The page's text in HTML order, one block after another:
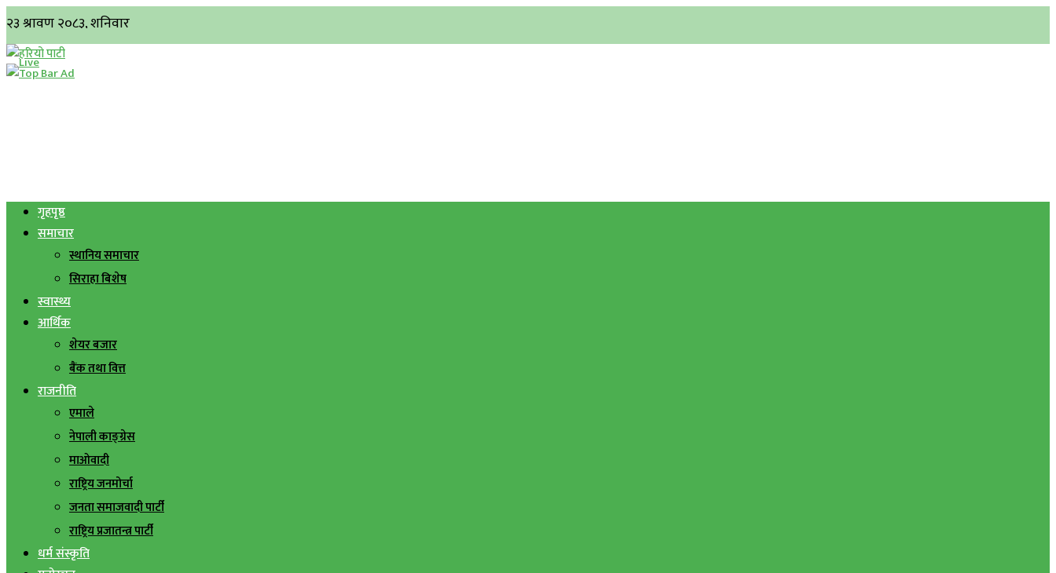
गृहपृष्ठ
समाचार
स्थानिय समाचार
सिराहा बिशेष
स्वास्थ्य
आर्थिक
शेयर बजार
बैंक तथा वित्त
राजनीति
एमाले
नेपाली काङ्ग्रेस
माओवादी
राष्ट्रिय जनमोर्चा
जनता समाजवादी पार्टी
राष्ट्रिय प्रजातन्त्र पार्टी
धर्म संस्कृति